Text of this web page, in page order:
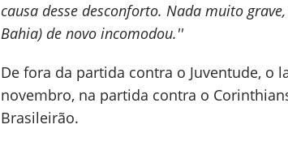
causa desse desconforto. Nada muito
Bahia) de novo incomodou.''
De fora da partida contra o Juventude, o
novembro, na partida contra o
Brasileirão.